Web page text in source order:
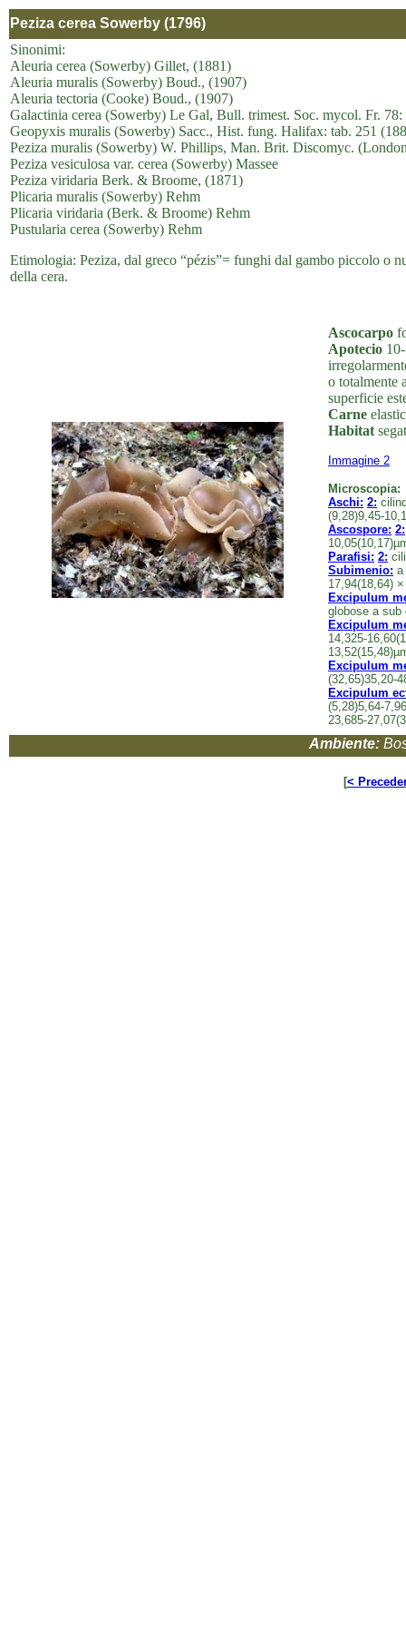
Peziza cerea Sowerby (1796)
Sinonimi:
Aleuria cerea (Sowerby) Gillet, (1881)
Aleuria muralis (Sowerby) Boud., (1907)
Aleuria tectoria (Cooke) Boud., (1907)
Galactinia cerea (Sowerby) Le Gal, Bull. trimest. Soc. mycol. Fr.
Geopyxis muralis (Sowerby) Sacc., Hist. fung. Halifax: tab. 251
Peziza muralis (Sowerby) W. Phillips, Man. Brit. Discomyc.
Peziza vesiculosa var. cerea (Sowerby) Massee
Peziza viridaria Berk. & Broome, (1871)
Plicaria muralis (Sowerby) Rehm
Plicaria viridaria (Berk. & Broome) Rehm
Pustularia cerea (Sowerby) Rehm
Etimologia: Peziza, dal greco “pézis”= funghi dal gambo piccolo o
della cera.
Ascocarpo
Apotecio
o totalmente
superficie
Carne
Habitat
Immagine 2
Microscopia:
Aschi: 2:
(9,28)9,45-
Ascospore: 2:
Parafisi: 2:
Subimenio: a
17,94(18,64)
Excipulum
globose a sub
Excipulum
14,325-
Excipulum
(32,65)35,20-
Excipulum
(5,28)5,64-
23,685-
Ambiente:
[<